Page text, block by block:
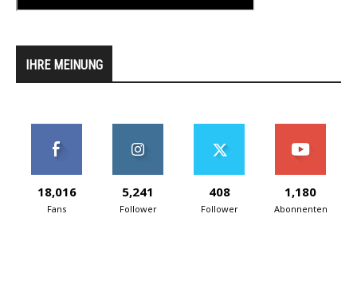
IHRE MEINUNG
18,016
Fans
5,241
Follower
408
Follower
1,180
Abonnenten